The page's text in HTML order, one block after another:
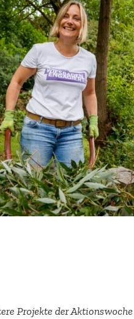
Projekte der